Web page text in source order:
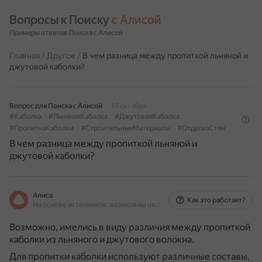
Вопросы к Поиску с Алисой
Примеры ответов Поиска с Алисой
Главная / Другое / В чем разница между пропиткой льняной и
джутовой каболки?
Вопрос для Поиска с Алисой
13 октября
#Каболка
#ЛьнянаяКаболка
#ДжутоваяКаболка
#ПропиткаКаболки
#СтроительныеМатериалы #ОтделкаСтен
В чем разница между пропиткой льняной и
джутовой каболки?
Алиса
На основе источников, возможны неточности
Как это работает?
Возможно, имелись в виду различия между пропиткой
каболки из льняного и джутового волокна.
Для пропитки каболки используют различные составы,